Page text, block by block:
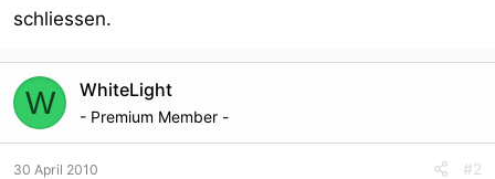
schliessen.
W WhiteLight
- Premium Member -
30 April 2010 #2